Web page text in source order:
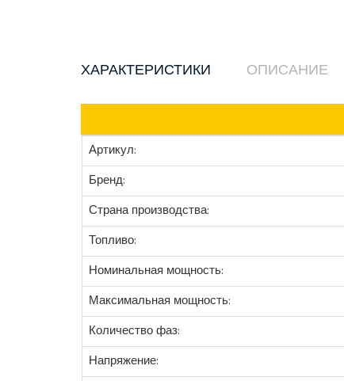
ХАРАКТЕРИСТИКИ ОПИСАНИЕ
Артикул:
Бренд:
Страна производства:
Топливо:
Номинальная мощность:
Максимальная мощность:
Количество фаз:
Напряжение: